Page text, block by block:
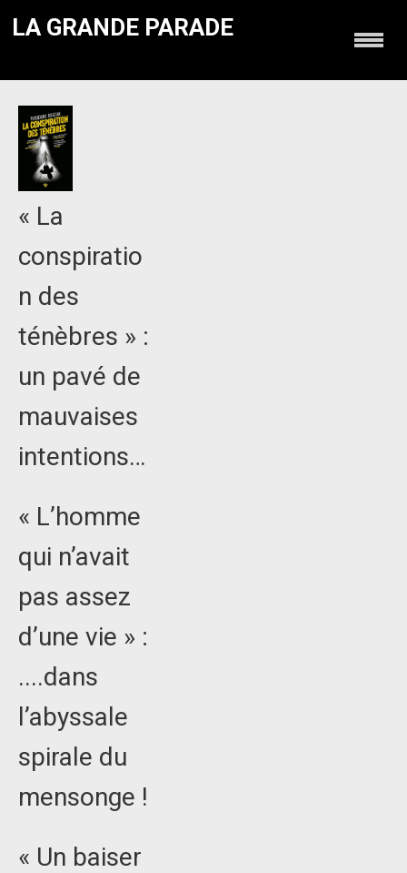
LA GRANDE PARADE
« La
conspiratio
n des
ténèbres » :
un pavé de
mauvaises
intentions…
« L’homme
qui n’avait
pas assez
d’une vie » :
....dans
l’abyssale
spirale du
mensonge !
« Un baiser